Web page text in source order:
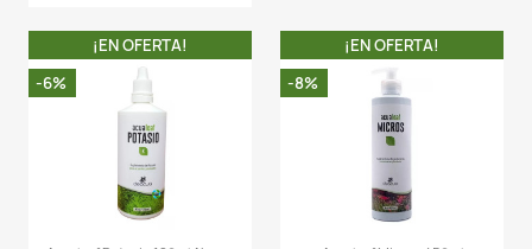
¡EN OFERTA!
-5%
¡EN
-30%